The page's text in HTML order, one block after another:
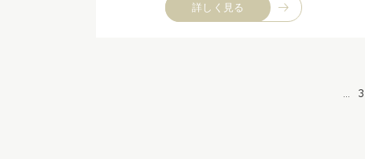
詳しく見る
... 3